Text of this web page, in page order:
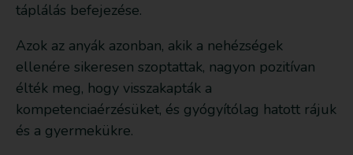
táplálás befejezése.
Azok az anyák azonban, akik a nehézségek
ellenére sikeresen szoptattak, nagyon pozitívan
élték meg, hogy visszakapták a
kompetenciaérzésüket, és gyógyítólag hatott rájuk
és a gyermekükre.